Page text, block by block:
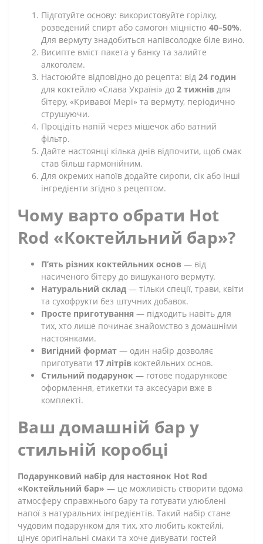
Підготуйте основу: використовуйте горілку,
розведений спирт або самогон міцністю 40–50%.
Для вермуту знадобиться напівсолодке біле вино.
Висипте вміст пакета у банку та залийте
алкоголем.
Настоюйте відповідно до рецепта: від 24 годин
для коктейлю «Слава Україні» до 2 тижнів для
бітеру, «Кривавої Мері» та вермуту, періодично
струшуючи.
Процідіть напій через мішечок або ватний
фільтр.
Дайте настоянці кілька днів відпочити, щоб смак
став більш гармонійним.
Для окремих напоїв додайте сиропи, сік або інші
інгредієнти згідно з рецептом.
Чому варто обрати Hot
Rod «Коктейльний бар»?
П’ять різних коктейльних основ — від
насиченого бітеру до вишуканого вермуту.
Натуральний склад — тільки спеції, трави, квіти
та сухофрукти без штучних добавок.
Просте приготування — підходить навіть для
тих, хто лише починає знайомство з домашніми
настоянками.
Вигідний формат — один набір дозволяє
приготувати 17 літрів коктейльних основ.
Стильний подарунок — готове подарункове
оформлення, етикетки та аксесуари вже в
комплекті.
Ваш домашній бар у
стильній коробці
Подарунковий набір для настоянок Hot Rod
«Коктейльний бар» — це можливість створити вдома
атмосферу справжнього бару та готувати улюблені
напої з натуральних інгредієнтів. Такий набір стане
чудовим подарунком для тих, хто любить коктейлі,
цінує оригінальні смаки та хоче дивувати гостей